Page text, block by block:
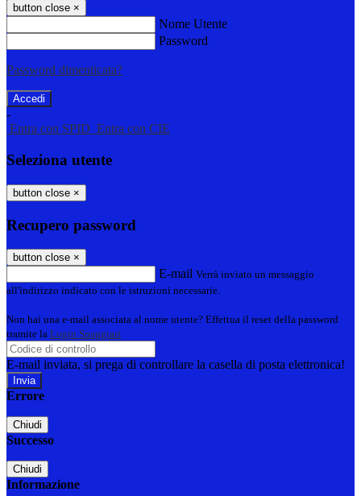
button close ×
Nome Utente
Password
Password dimenticata?
-
Entra con SPID Entra con CIE
Seleziona utente
button close ×
Recupero password
button close ×
E-mail Verrà inviato un messaggio
all'indirizzo indicato con le istruzioni necessarie.
Non hai una e-mail associata al nome utente? Effettua il reset della password
tramite la Login Spaggiari
E-mail inviata, si prega di controllare la casella di posta elettronica!
Errore
Chiudi
Successo
Chiudi
Informazione